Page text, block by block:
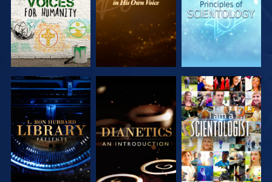
VERKEN DE
SERIE
VERKEN DE
SERIE
KIJK